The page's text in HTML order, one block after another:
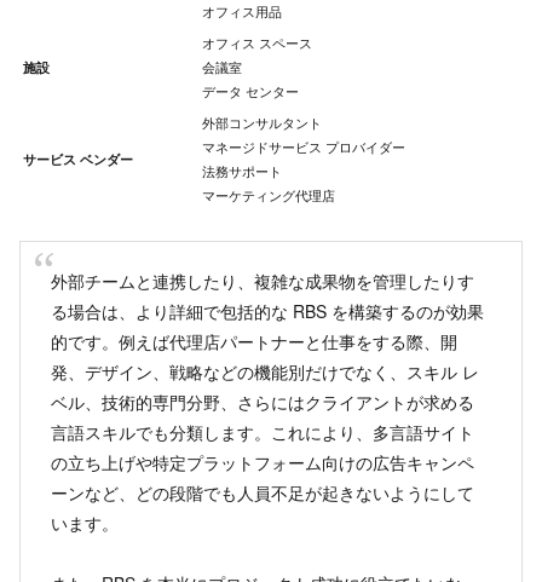
オフィス用品
施設
オフィス スペース
会議室
データ センター
サービス ベンダー
外部コンサルタント
マネージドサービス プロバイダー
法務サポート
マーケティング代理店
外部チームと連携したり、複雑な成果物を管理したりす
る場合は、より詳細で包括的な RBS を構築するのが効果
的です。例えば代理店パートナーと仕事をする際、開
発、デザイン、戦略などの機能別だけでなく、スキル レ
ベル、技術的専門分野、さらにはクライアントが求める
言語スキルでも分類します。これにより、多言語サイト
の立ち上げや特定プラットフォーム向けの広告キャンペ
ーンなど、どの段階でも人員不足が起きないようにして
います。